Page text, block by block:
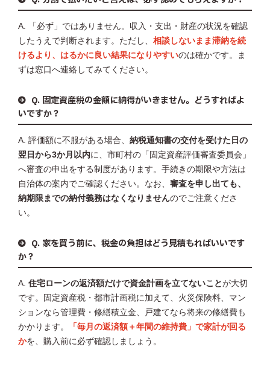
A. 「必ず」ではありません。収入・支出・財産の状況を確認
したうえで判断されます。ただし、 相談しないまま滞納を続
けるより、はるかに良い結果になりやすいのは確かです。ま
ずは窓口へ連絡してみてください。
Q. 固定資産税の金額に納得がいきません。どうすればよ
いですか？
A. 評価額に不服がある場合、 納税通知書の交付を受けた日の
翌日から3か月以内に、市町村の「固定資産評価審査委員会」
へ審査の申出をする制度があります。手続きの期限や方法は
自治体の案内でご確認ください。なお、 審査を申し出ても、
納期限までの納付義務はなくなりませんのでご注意くださ
い。
Q. 家を買う前に、税金の負担はどう見積もればいいです
か？
A. 住宅ローンの返済額だけで資金計画を立てないことが大切
です。固定資産税・都市計画税に加えて、火災保険料、マン
ションなら管理費・修繕積立金、戸建てなら将来の修繕費も
かかります。
「毎月の返済額＋年間の維持費」で家計が回る
かを、購入前に必ず確認しましょう。